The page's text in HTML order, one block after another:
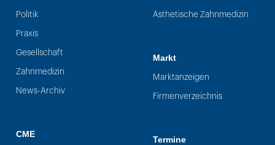
Politik
Praxis
Gesellschaft
Zahnmedizin
News-Archiv
CME
Ästhetische Zahnmedizin
Markt
Marktanzeigen
Firmenverzeichnis
Termine